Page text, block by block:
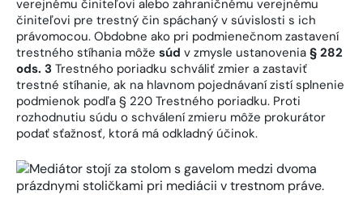
verejnému činiteľovi alebo zahraničnému verejnému
činiteľovi pre trestný čin spáchaný v súvislosti s ich
právomocou. Obdobne ako pri podmienečnom zastavení
trestného stíhania môže súd v zmysle ustanovenia § 282
ods. 3 Trestného poriadku schváliť zmier a zastaviť
trestné stíhanie, ak na hlavnom pojednávaní zistí splnenie
podmienok podľa § 220 Trestného poriadku. Proti
rozhodnutiu súdu o schválení zmieru môže prokurátor
podať sťažnosť, ktorá má odkladný účinok.